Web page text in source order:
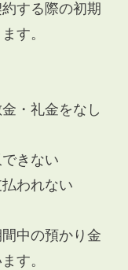
する際の初期
す。
・礼金をなし
きない
われない
中の預かり金
す。